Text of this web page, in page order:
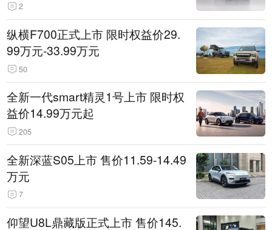
2
纵横F700正式上市 限时权益价29.
99万元-33.99万元
50
全新一代smart精灵1号上市 限时权
益价14.99万元起
205
全新深蓝S05上市 售价11.59-14.49
万元
7
仰望U8L鼎藏版正式上市 售价145.